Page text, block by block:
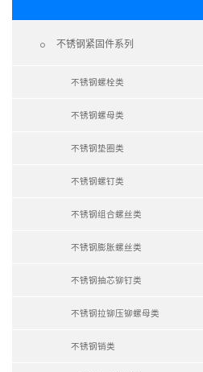
 不锈钢紧固件系列
不锈钢螺栓类
不锈钢螺母类
不锈钢垫圈类
不锈钢螺钉类
不锈钢组合螺丝类
不锈钢膨胀螺丝类
不锈钢抽芯铆钉类
不锈钢拉铆压铆螺母类
不锈钢销类